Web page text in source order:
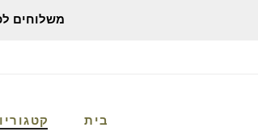
משלוחים
בית